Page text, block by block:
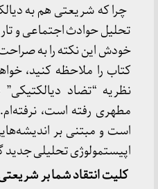
چرا که شریعتی هم به
تحلیل حوادث اجتماعی و
خودش این نکته را به
کتاب را ملاحظه کنید،
نظریه “تضاد
مطهری رفته است،
است و مبتنی بر
اپیستمولوژی تحلیلی جدید
کلیت انتقاد شما بر